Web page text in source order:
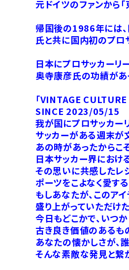
元ドイツのファンから
帰国後の1986年には
氏と共に国内初のプロ
日本にプロサッカーリ
奥寺康彦氏の功績があ
「VINTAGE
SINCE 2023/05/15
我が国にプロサッカー
サッカーがある週末が
あの時があったからこそ
日本サッカー界におけ
その思いに共感したレ
ポーツをこよなく愛す
もしあなたが、このア
盛り上がっていただけ
今日もどこかで、いつ
古き良き価値のあるも
あなたの懐かしさが、
そんな素敵な発見と繋